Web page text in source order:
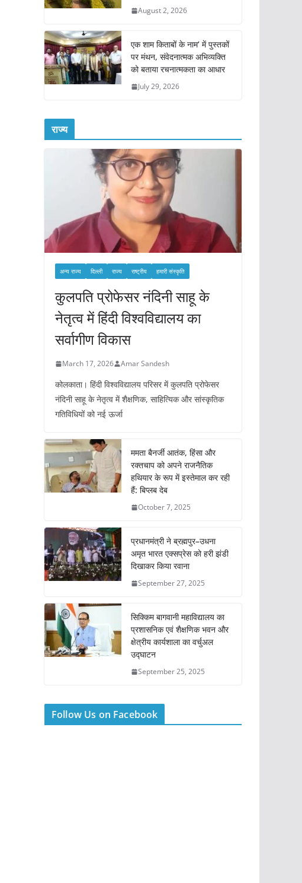
August 2, 2026
एक शाम किताबों के नाम’ में पुस्तकों
पर मंथन, संवेदनात्मक अभिव्यक्ति
को बताया रचनात्मकता का आधार
July 29, 2026
राज्य
अन्य राज्य दिल्ली राज्य राष्ट्रीय हमारी संस्कृति
कुलपति प्रोफेसर नंदिनी साहू के
नेतृत्व में हिंदी विश्वविद्यालय का
सर्वागीण विकास
March 17, 2026 Amar Sandesh
कोलकाता। हिंदी विश्वविद्यालय परिसर में कुलपति प्रोफेसर
नंदिनी साहू के नेतृत्व में शैक्षणिक, साहित्यिक और सांस्कृतिक
गतिविधियों को नई ऊर्जा
ममता बैनर्जी आतंक, हिंसा और
रक्तचाप को अपने राजनैतिक
हथियार के रूप में इस्तेमाल कर रही
हैं: बिप्लब देब
October 7, 2025
प्रधानमंत्री ने ब्रह्मपुर–उधना
अमृत भारत एक्सप्रेस को हरी झंडी
दिखाकर किया रवाना
September 27, 2025
सिक्किम बागवानी महाविद्यालय का
प्रशासनिक एवं शैक्षणिक भवन और
क्षेत्रीय कार्यशाला का वर्चुअल
उद्घाटन
September 25, 2025
Follow Us on Facebook